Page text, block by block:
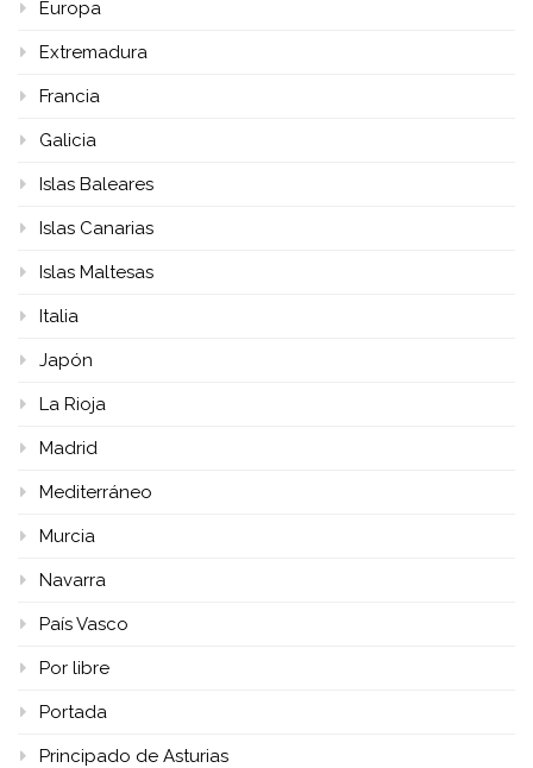
Europa
Extremadura
Francia
Galicia
Islas Baleares
Islas Canarias
Islas Maltesas
Italia
Japón
La Rioja
Madrid
Mediterráneo
Murcia
Navarra
País Vasco
Por libre
Portada
Principado de Asturias